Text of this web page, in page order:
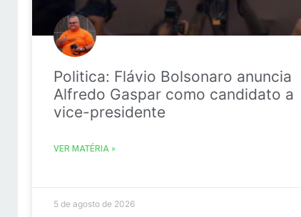
Politica: Flávio Bolsonaro anuncia
Alfredo Gaspar como candidato a
vice-presidente
VER MATÉRIA »
5 de agosto de 2026